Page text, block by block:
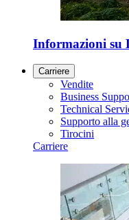
Informazioni su
Carriere
Vendite
Business
Technical
Supporto alla
Tirocini
Carriere